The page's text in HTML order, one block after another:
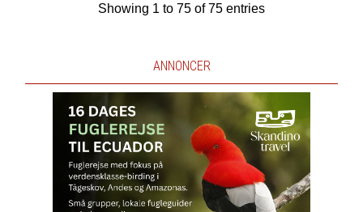
Showing 1 to 75 of 75 entries
ANNONCER